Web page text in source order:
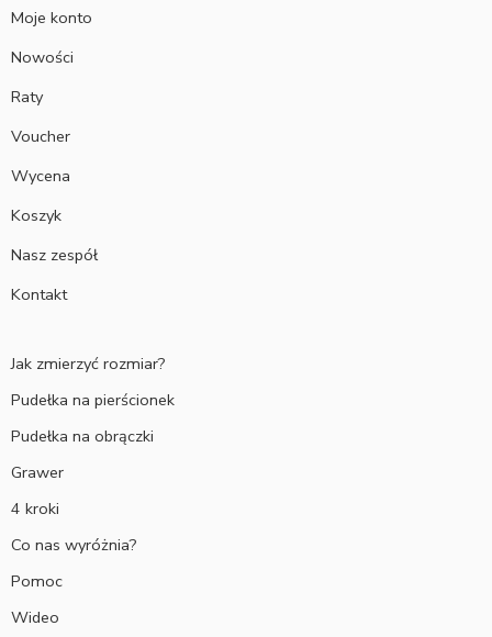
Moje konto
Nowości
Raty
Voucher
Wycena
Koszyk
Nasz zespół
Kontakt
Jak zmierzyć rozmiar?
Pudełka na pierścionek
Pudełka na obrączki
Grawer
4 kroki
Co nas wyróżnia?
Pomoc
Wideo